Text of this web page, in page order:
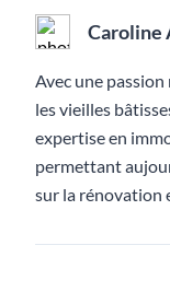
Avec une
les vieilles
expertise en
permettant
sur la rénovation